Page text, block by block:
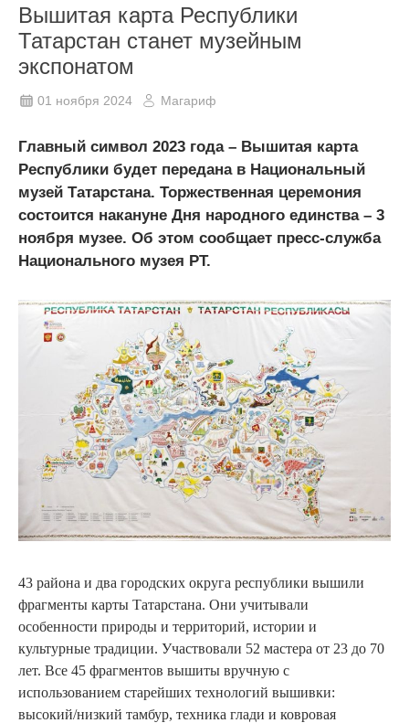
Вышитая карта Республики
Татарстан станет музейным
экспонатом
01 ноября 2024 Магариф
Главный символ 2023 года – Вышитая карта
Республики будет передана в Национальный
музей Татарстана. Торжественная церемония
состоится накануне Дня народного единства – 3
ноября музее. Об этом сообщает пресс-служба
Национального музея РТ.
43 района и два городских округа республики вышили
фрагменты карты Татарстана. Они учитывали
особенности природы и территорий, истории и
культурные традиции. Участвовали 52 мастера от 23 до 70
лет. Все 45 фрагментов вышиты вручную с
использованием старейших технологий вышивки:
высокий/низкий тамбур, техника глади и ковровая